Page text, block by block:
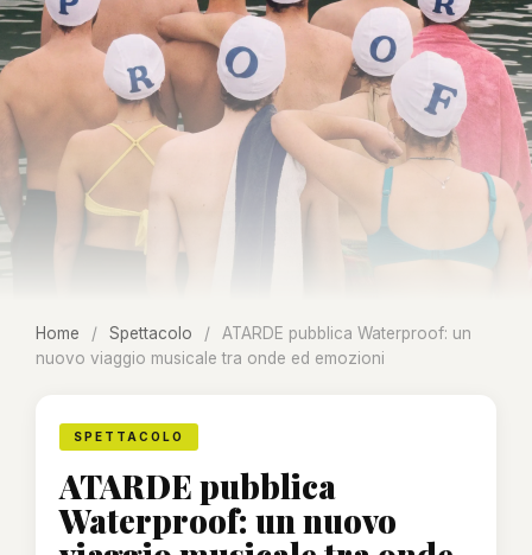
Home / Spettacolo /
ATARDE pubblica Waterproof: un
nuovo viaggio musicale tra onde ed emozioni
SPETTACOLO
ATARDE pubblica
Waterproof: un nuovo